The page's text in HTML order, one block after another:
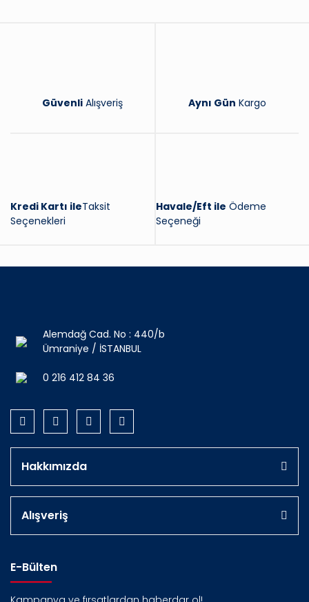
Güvenli Alışveriş Aynı Gün Kargo
Kredi Kartı ileTaksit
Seçenekleri
Havale/Eft ile Ödeme
Seçeneği
Alemdağ Cad. No : 440/b
Ümraniye / İSTANBUL
0 216 412 84 36
Hakkımızda
Alışveriş
E-Bülten